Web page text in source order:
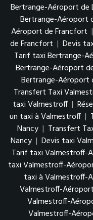
Bertrange-Aéroport de
Bertrange-Aéroport
Aéroport de Francfort |
de Francfort | Devis
Tarif taxi Bertrange-
Bertrange-Aéroport
Bertrange-Aéroport
Transfert Taxi
taxi Valmestroff |
un taxi à Valmestroff |
Nancy | Transfert
Nancy | Devis taxi
Tarif taxi Valmestroff-
taxi Valmestroff-
taxi à Valmestroff-
Valmestroff-
Valmestroff-
Valmestroff-